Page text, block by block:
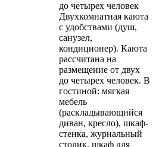
до четырех человек
Двухкомнатная каюта
с удобствами (душ,
санузел,
кондиционер). Каюта
рассчитана на
размещение от двух
до четырех человек. В
гостиной: мягкая
мебель
(раскладывающийся
диван, кресло), шкаф-
стенка, журнальный
столик, шкаф для